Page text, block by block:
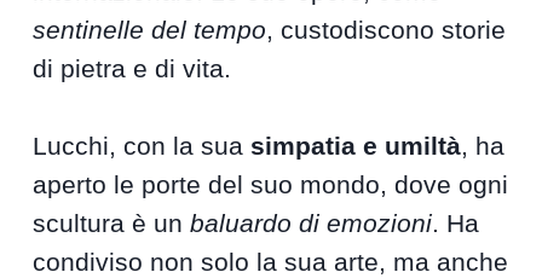
sentinelle del tempo, custodiscono storie
di pietra e di vita.
Lucchi, con la sua simpatia e umiltà, ha
aperto le porte del suo mondo, dove ogni
scultura è unbaluardo di emozioni. Ha
condiviso non solo la sua arte, ma anche